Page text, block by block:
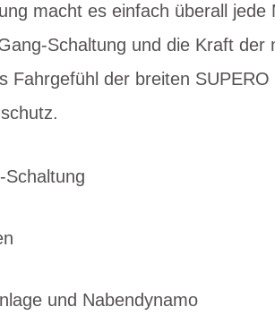
macht es einfach überall jede
Schaltung und die Kraft der
Fahrgefühl der breiten
und Nabendynamo